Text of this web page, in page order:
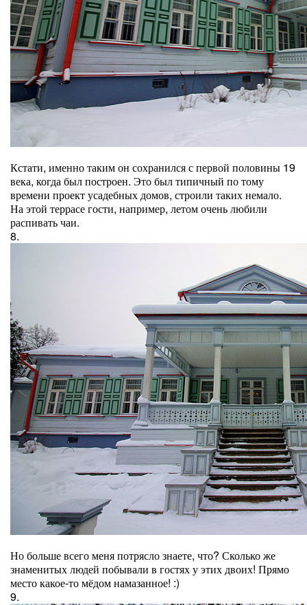
Кстати, именно таким он сохранился с первой половины 19
века, когда был построен. Это был типичный по тому
времени проект усадебных домов, строили таких немало.
На этой террасе гости, например, летом очень любили
распивать чаи.
8.
Но больше всего меня потрясло знаете, что? Сколько же
знаменитых людей побывали в гостях у этих двоих! Прямо
место какое-то мёдом намазанное! :)
9.